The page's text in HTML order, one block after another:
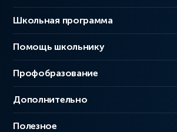
Школьная программа
Помощь школьнику
Профобразование
Дополнительно
Полезное